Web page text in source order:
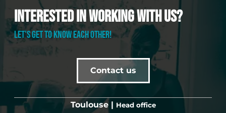
Interested in working with us?
LET'S GET TO KNOW EACH OTHER!
Contact us
Toulouse | Head office